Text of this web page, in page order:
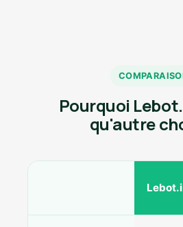
Pourquoi
qu'autre